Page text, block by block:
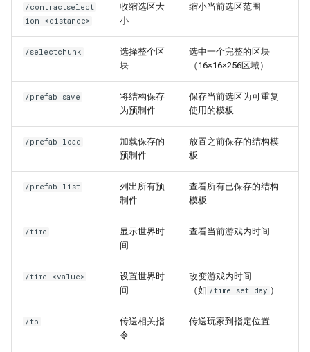
/contractselect
ion <distance>
收缩选区大
小
缩小当前选区范围
/selectchunk
选择整个区
块
选中一个完整的区块
（16×16×256区域）
/prefab save
将结构保存
为预制件
保存当前选区为可重复
使用的模板
/prefab load
加载保存的
预制件
放置之前保存的结构模
板
/prefab list
列出所有预
制件
查看所有已保存的结构
模板
/time
显示世界时
间
查看当前游戏内时间
/time <value>
设置世界时
间
改变游戏内时间
（如 /time set day ）
/tp
传送相关指
令
传送玩家到指定位置